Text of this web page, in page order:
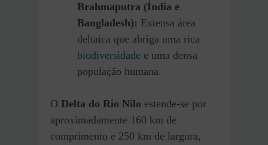
Brahmaputra (Índia e
Bangladesh): Extensa área
deltaica que abriga uma rica
biodiversidade e uma densa
população humana.
O Delta do Rio Nilo estende-se por
aproximadamente 160 km de
comprimento e 250 km de largura,